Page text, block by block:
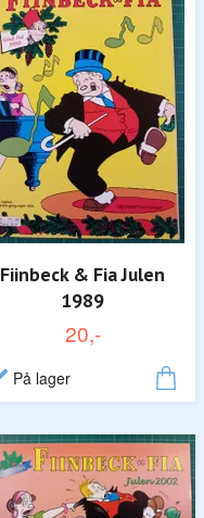
Fiinbeck & Fia Julen
1989
20,-
På lager